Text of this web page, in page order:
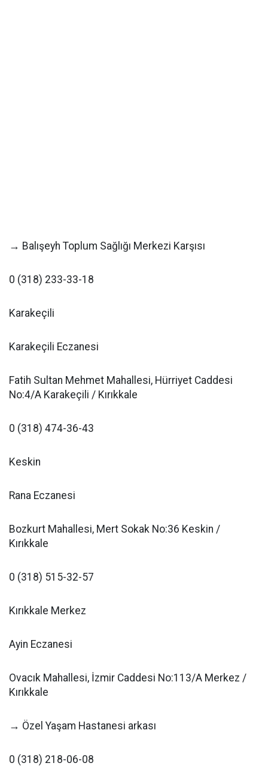
→ Balışeyh Toplum Sağlığı Merkezi Karşısı
0 (318) 233-33-18
Karakeçili
Karakeçili Eczanesi
Fatih Sultan Mehmet Mahallesi, Hürriyet Caddesi
No:4/A Karakeçili / Kırıkkale
0 (318) 474-36-43
Keskin
Rana Eczanesi
Bozkurt Mahallesi, Mert Sokak No:36 Keskin /
Kırıkkale
0 (318) 515-32-57
Kırıkkale Merkez
Ayin Eczanesi
Ovacık Mahallesi, İzmir Caddesi No:113/A Merkez /
Kırıkkale
→ Özel Yaşam Hastanesi arkası
0 (318) 218-06-08